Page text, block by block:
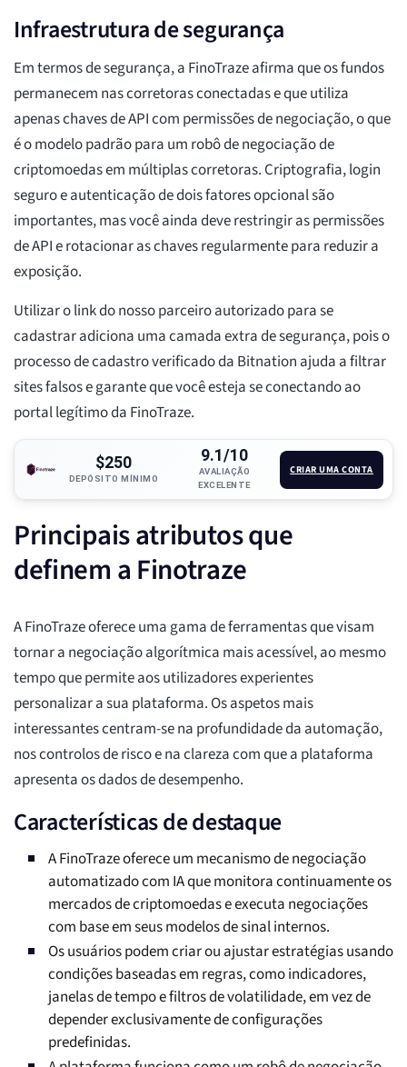
Infraestrutura de segurança
Em termos de segurança, a FinoTraze afirma que os fundos
permanecem nas corretoras conectadas e que utiliza
apenas chaves de API com permissões de negociação, o que
é o modelo padrão para um robô de negociação de
criptomoedas em múltiplas corretoras. Criptografia, login
seguro e autenticação de dois fatores opcional são
importantes, mas você ainda deve restringir as permissões
de API e rotacionar as chaves regularmente para reduzir a
exposição.
Utilizar o link do nosso parceiro autorizado para se
cadastrar adiciona uma camada extra de segurança, pois o
processo de cadastro verificado da Bitnation ajuda a filtrar
sites falsos e garante que você esteja se conectando ao
portal legítimo da FinoTraze.
$250
DEPÓSITO MÍNIMO
9.1/10
AVALIAÇÃO
EXCELENTE
CRIAR UMA CONTA
Principais atributos que
definem a Finotraze
A FinoTraze oferece uma gama de ferramentas que visam
tornar a negociação algorítmica mais acessível, ao mesmo
tempo que permite aos utilizadores experientes
personalizar a sua plataforma. Os aspetos mais
interessantes centram-se na profundidade da automação,
nos controlos de risco e na clareza com que a plataforma
apresenta os dados de desempenho.
Características de destaque
A FinoTraze oferece um mecanismo de negociação
automatizado com IA que monitora continuamente os
mercados de criptomoedas e executa negociações
com base em seus modelos de sinal internos.
Os usuários podem criar ou ajustar estratégias usando
condições baseadas em regras, como indicadores,
janelas de tempo e filtros de volatilidade, em vez de
depender exclusivamente de configurações
predefinidas.